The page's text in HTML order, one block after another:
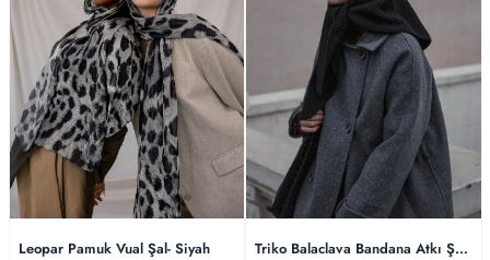
Leopar Pamuk Vual Şal- Siyah Triko Balaclava Bandana Atkı Şal –